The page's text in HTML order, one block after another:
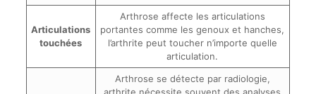
Articulations
touchées
Arthrose affecte les articulations
portantes comme les genoux et hanches,
l’arthrite peut toucher n’importe quelle
articulation.
Arthrose se détecte par radiologie,